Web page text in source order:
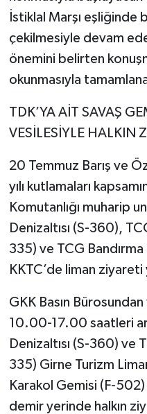
İstiklal Marşı eşliğinde
çekilmesiyle devam
önemini belirten
okunmasıyla
TDK’YA AİT SAVAŞ
VESİLESİYLE HALKIN
20 Temmuz Barış ve
yılı kutlamaları
Komutanlığı muharip
Denizaltısı (S-360),
335) ve TCG
KKTC’de liman
GKK Basın
10.00-17.00 saatleri
Denizaltısı (S-360)
335) Girne Turizm
Karakol Gemisi (F-502)
demir yerinde halkın